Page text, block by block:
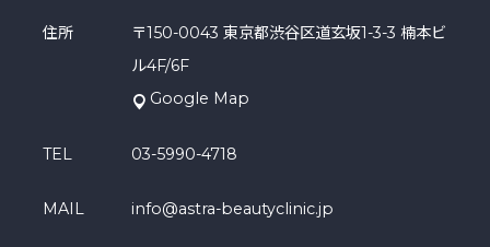
住所
〒150-0043 東京都渋谷区道玄坂1-3-3 楠本ビ
ル4F/6F
Google Map
TEL 03-5990-4718
MAIL info@astra-beautyclinic.jp